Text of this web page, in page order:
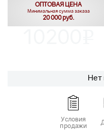
ОПТОВАЯ ЦЕНА
Минимальная сумма заказа
20 000 руб.
Нет
Условия
продажи